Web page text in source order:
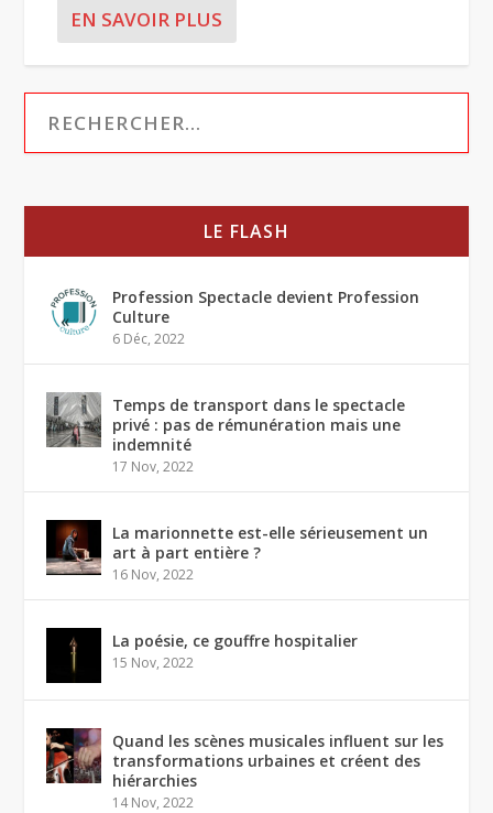
EN SAVOIR PLUS
LE FLASH
Profession Spectacle devient Profession
Culture
6 Déc, 2022
Temps de transport dans le spectacle
privé : pas de rémunération mais une
indemnité
17 Nov, 2022
La marionnette est-elle sérieusement un
art à part entière ?
16 Nov, 2022
La poésie, ce gouffre hospitalier
15 Nov, 2022
Quand les scènes musicales influent sur les
transformations urbaines et créent des
hiérarchies
14 Nov, 2022